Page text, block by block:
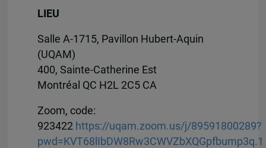
LIEU
Salle A-1715, Pavillon Hubert-Aquin
(UQAM)
400, Sainte-Catherine Est
Montréal QC H2L 2C5 CA
Zoom, code:
923422 https://uqam.zoom.us/j/89591800289?
pwd=KVT68lIbDW8Rw3CWVZbXQGpfbump3q.1